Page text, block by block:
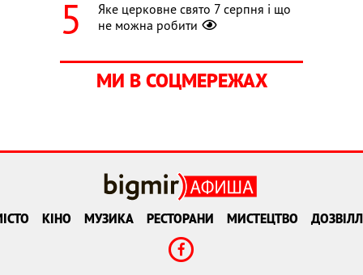
Яке церковне свято 7 серпня і що
не можна робити
МИ В СОЦМЕРЕЖАХ
КІНО МУЗИКА РЕСТОРАНИ МИСТЕЦТВО